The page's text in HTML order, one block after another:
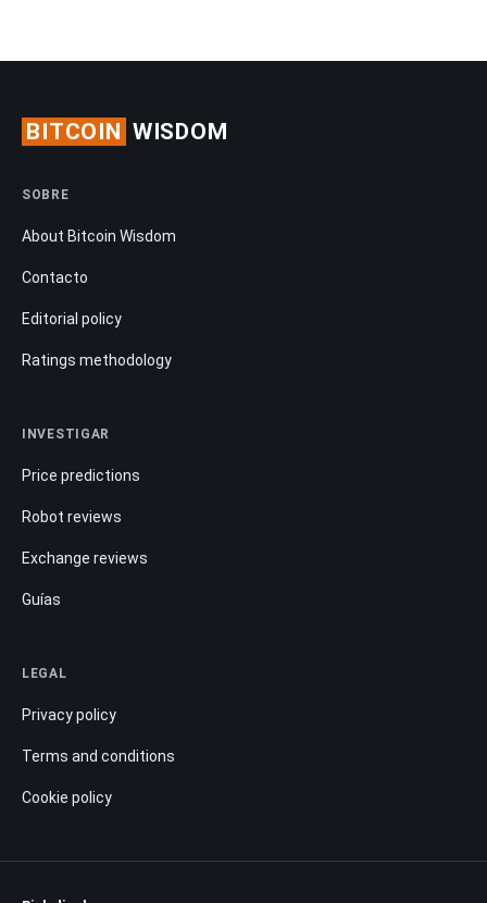
BITCOIN WISDOM
SOBRE
About Bitcoin Wisdom
Contacto
Editorial policy
Ratings methodology
INVESTIGAR
Price predictions
Robot reviews
Exchange reviews
Guías
LEGAL
Privacy policy
Terms and conditions
Cookie policy